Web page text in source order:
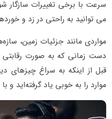
سرعت با برخی تغییرات سازگار
می توانید به راحتی در زد و
مواردی مانند جزئیات زمین،
دست زمانی که به صورت
قبل از اینکه به سراغ چیزهای
موارد را به خوبی یاد گرفته‌اید و